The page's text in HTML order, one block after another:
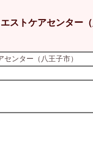
ストケアセンター
ンター（八王子市）